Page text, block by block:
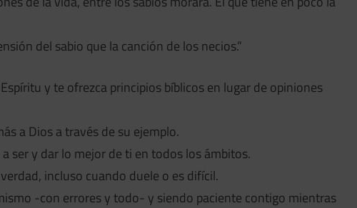
del sabio que la canción de los necios.”
y te ofrezca principios bíblicos en lugar de opiniones
a Dios a través de su ejemplo.
ser y dar lo mejor de ti en todos los ámbitos.
incluso cuando duele o es difícil.
-con errores y todo- y siendo paciente contigo mientras